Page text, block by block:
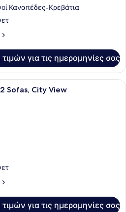
Καναπέδες-Κρεβάτια
για τις ημερομηνίες σας
Ένα δωμάτιο ξενοδοχείου με δύο
Sofas, City View
για τις ημερομηνίες σας